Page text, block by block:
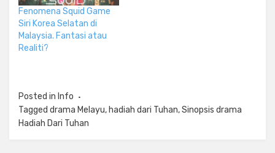
Fenomena Squid Game
Siri Korea Selatan di
Malaysia. Fantasi atau
Realiti?
Posted in Info
Tagged drama Melayu, hadiah dari Tuhan,Sinopsis drama
Hadiah Dari Tuhan